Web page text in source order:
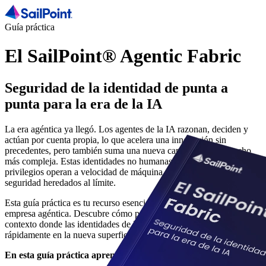
Guía práctica
El SailPoint® Agentic Fabric
Seguridad de la identidad de punta a
punta para la era de la IA
La era agéntica ya llegó. Los agentes de la IA razonan, deciden y
actúan por cuenta propia, lo que acelera una innovación sin
precedentes, pero también suma una nueva capa de riesgo, mucho
más compleja. Estas identidades no humanas, potentes y con
privilegios operan a velocidad de máquina y llevan los marcos de
seguridad heredados al límite.
Esta guía práctica es tu recurso esencial para entender y proteger a la
empresa agéntica. Descubre cómo proteger a tu organización en un
contexto donde las identidades de la IA se están convirtiendo
rápidamente en la nueva superficie de ataque principal.
En esta guía práctica aprenderás: